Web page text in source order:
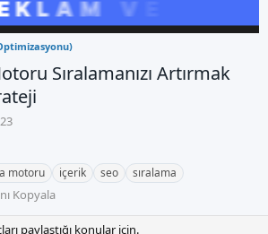
Sıralamanızı Artırmak
motoru içerik seo sıralama
Kopyala
paylaştığı konular için.